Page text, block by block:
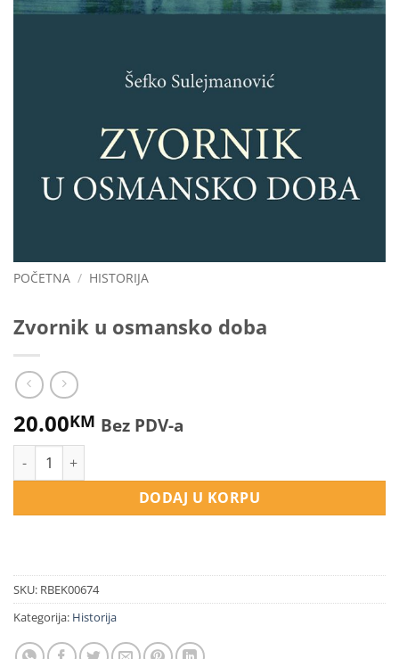
POČETNA / HISTORIJA
Zvornik u osmansko doba
20.00KM Bez PDV-a
Zvornik u osmansko doba količina
DODAJ U KORPU
SKU: RBEK00674
Kategorija: Historija